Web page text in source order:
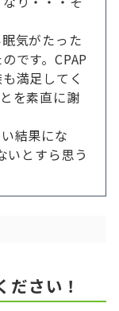
気がたった
です。CPAP
満足してく
を素直に謝
結果にな
いとすら思う
ださい！